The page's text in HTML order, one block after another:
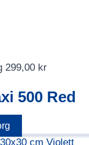
299,00 kr
500 Red